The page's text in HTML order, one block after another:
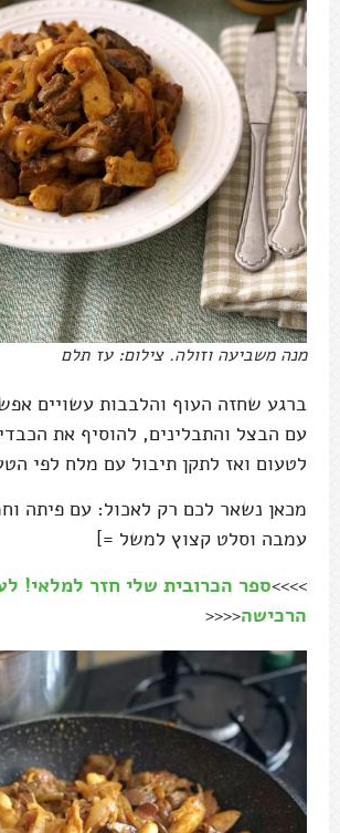
מנה משביעה וזולה. צילום: עז תלם
ברגע שחזה העוף והלבבות עשויים
עם הבצל והתבלינים, להוסיף את
לטעום ואז לתקן תיבול עם מלח לפי
מכאן נשאר לכם רק לאכול: עם פיתה
עמבה וסלט קצוץ למשל =]
>>>>ספר הכרובית שלי חזר למלאי!
הרכישה<<<<